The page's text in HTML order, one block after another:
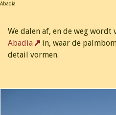
Abadia
We dalen af, en de weg
Abadia
in, waar de
detail vormen.